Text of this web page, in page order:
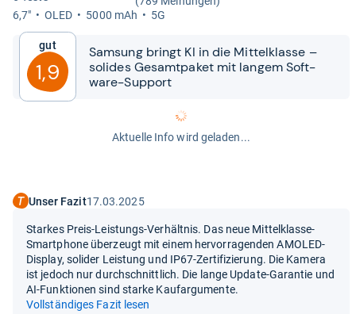
6,7"
OLED 5000 mAh 5G
Gut
1,9
Sam­sung bringt KI in die Mit­tel­klasse –
soli­des Gesamt­pa­ket mit lan­gem Soft­
ware-​​Sup­port
Aktuelle Info wird geladen...
Unser Fazit17.03.2025
Starkes Preis-Leistungs-Verhältnis. Das neue Mittelklasse-
Smartphone überzeugt mit einem hervorragenden AMOLED-
Display, solider Leistung und IP67-Zertifizierung. Die Kamera
ist jedoch nur durchschnittlich. Die lange Update-Garantie und
AI-Funktionen sind starke Kaufargumente.
Vollständiges Fazit lesen